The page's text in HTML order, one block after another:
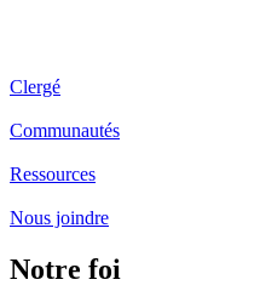
Clergé
Communautés
Ressources
Nous joindre
Notre foi